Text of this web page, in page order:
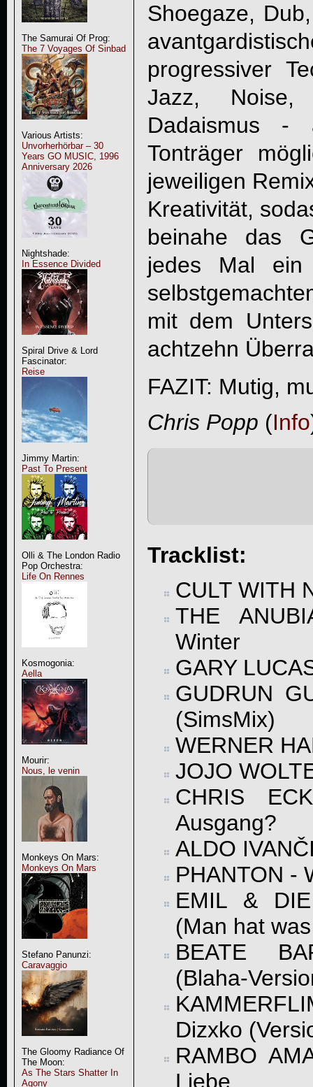
The Samurai Of Prog:
The 7 Voyages Of Sinbad
Various Artists:
Unvorherhörbar – 30
Years GO MUSIC, 1996
Anniversary 2026
Nightshade:
In Essence Divided
Spiral Drive & Lord
Fascinator:
Reise
Jimmy Martin:
Past To Present
Olli & The London Radio
Pop Orchestra:
Life On Rennes
Kosmogonia:
Aella
Mourir:
Nous, le venin
Monkeys On Mars:
Monkeys On Mars
Stefano Panunzi:
Caravaggio
The Gloomy Radiance Of
The Moon:
As The Stars Shatter In
Agony
Shoegaze,
progressiver
Jazz, Noise,
Dadaismus
Tonträger
jeweiligen
Kreativität,
beinahe das
jedes Mal ein
mit dem
achtzehn
FAZIT: Mutig,
Chris Popp (Info
Tracklist:
CULT WITH
THE
Winter
GARY
GUDRUN
(SimsMix)
WERNER
JOJO
CHRIS
Ausgang?
ALDO
PHANTON -
EMIL &
(Man hat
BEATE
(Blaha-
Dizxko
RAMBO
Liebe